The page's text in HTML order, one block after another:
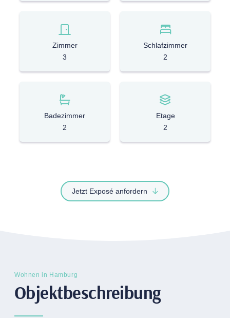
Zimmer
3
Schlafzimmer
2
Badezimmer
2
Etage
2
Jetzt Exposé anfordern
Wohnen in Hamburg
Objektbeschreibung